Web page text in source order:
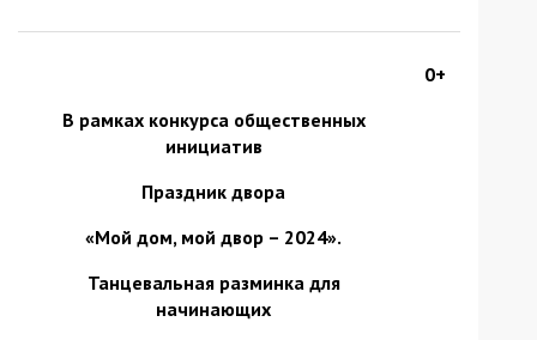
В рамках конкурса общественных
инициатив
Праздник двора
«Мой дом, мой двор – 2024».
Танцевальная разминка для
начинающих
0+